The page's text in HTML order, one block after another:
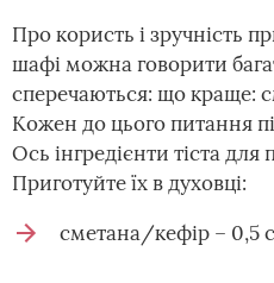
Про користь і зручність
шафі можна говорити
сперечаються: що краще:
Кожен до цього питання
Ось інгредієнти тіста для
Приготуйте їх в духовці:
сметана/кефір – 0,5